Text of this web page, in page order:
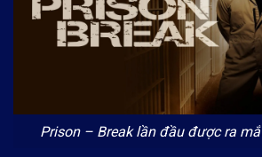
Prison – Break lần đầu được ra